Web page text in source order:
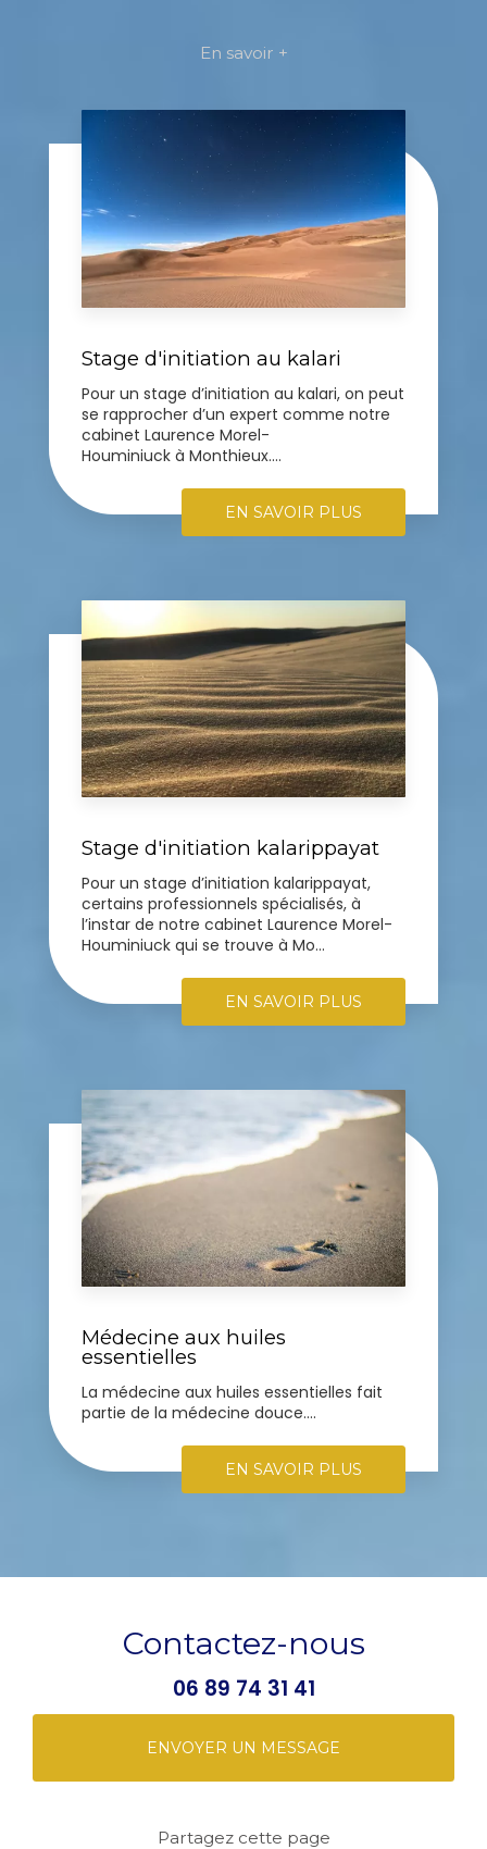
En savoir +
Stage d'initiation au kalari
Pour un stage d’initiation au kalari, on peut
se rapprocher d’un expert comme notre
cabinet Laurence Morel-
Houminiuck à Monthieux....
EN SAVOIR PLUS
Stage d'initiation kalarippayat
Pour un stage d’initiation kalarippayat,
certains professionnels spécialisés, à
l’instar de notre cabinet Laurence Morel-
Houminiuck qui se trouve à Mo...
EN SAVOIR PLUS
Médecine aux huiles
essentielles
La médecine aux huiles essentielles fait
partie de la médecine douce....
EN SAVOIR PLUS
Contactez-nous
06 89 74 31 41
ENVOYER UN MESSAGE
Partagez cette page